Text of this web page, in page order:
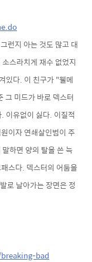
런지 아는 것도 많고 대
스라치게 재수 없었지
있다. 이 친구가 "웰메
그 미드가 바로 덱스터
이유없이 싫다. 이질적
이자 연쇄살인범이 주
하면 양의 탈을 쓴 늑
스다. 덱스터의 어둠을
로 날아가는 장면은 정
bad